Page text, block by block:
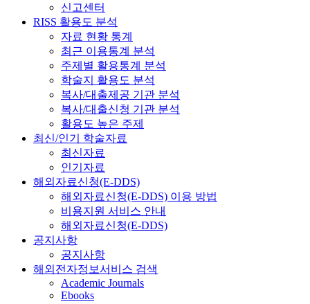
신고센터
RISS 활용도 분석
자료 현황 통계
최근 이용통계 분석
주제별 활용통계 분석
학술지 활용도 분석
복사/대출제공 기관 분석
복사/대출신청 기관 분석
활용도 높은 주제
최신/인기 학술자료
최신자료
인기자료
해외자료신청(E-DDS)
해외자료신청(E-DDS) 이용 방법
비용지원 서비스 안내
해외자료신청(E-DDS)
공지사항
공지사항
해외전자정보서비스 검색
Academic Journals
Ebooks